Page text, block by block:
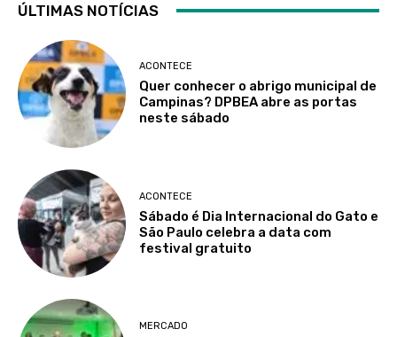
ÚLTIMAS NOTÍCIAS
ACONTECE
Quer conhecer o abrigo municipal de
Campinas? DPBEA abre as portas
neste sábado
ACONTECE
Sábado é Dia Internacional do Gato e
São Paulo celebra a data com
festival gratuito
MERCADO